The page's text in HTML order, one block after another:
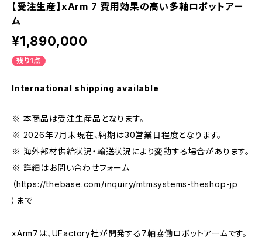
【受注生産】xArm 7 費用効果の高い多軸ロボットアー
ム
¥1,890,000
残り1点
International shipping available
※ 本商品は受注生産品となります。
※ 2026年7月末現在、納期は30営業日程度となります。
※ 海外部材供給状況・輸送状況により変動する場合があります。
※ 詳細はお問い合わせフォーム
（https://thebase.com/inquiry/mtmsystems-theshop-jp
）まで
xArm7は、UFactory社が開発する7軸協働ロボットアームです。